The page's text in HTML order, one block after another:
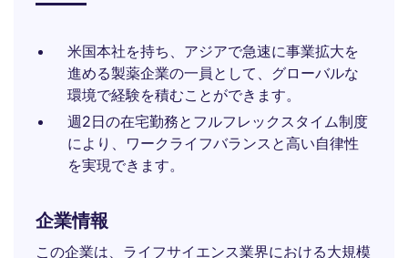
米国本社を持ち、アジアで急速に事業拡大を
進める製薬企業の一員として、グローバルな
環境で経験を積むことができます。
週2日の在宅勤務とフルフレックスタイム制度
により、ワークライフバランスと高い自律性
を実現できます。
企業情報
この企業は、ライフサイエンス業界における大規模